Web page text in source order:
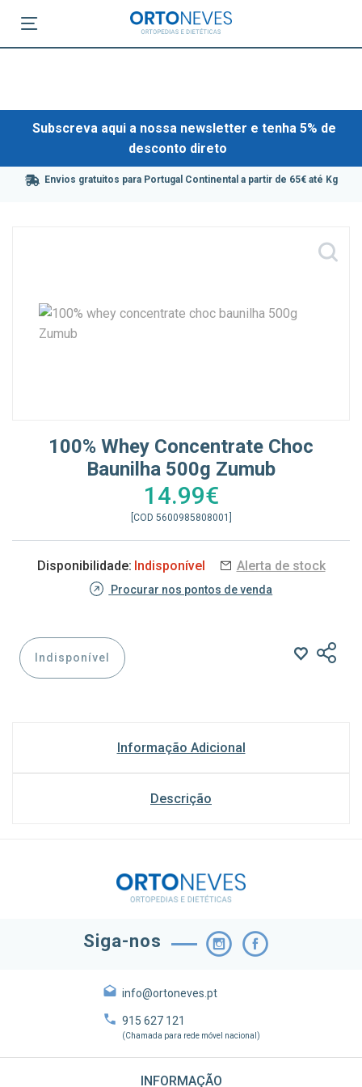
Subscreva aqui a nossa newsletter e tenha 5% de
desconto direto
Envios gratuitos para Portugal Continental a partir de 65€ até Kg
100% Whey Concentrate Choc
Baunilha 500g Zumub
14.99€
[COD 5600985808001]
Disponibilidade: Indisponível Alerta de stock
Procurar nos pontos de venda
Indisponível
Informação Adicional
Descrição
Siga-nos
info@ortoneves.pt
915 627 121
(Chamada para rede móvel nacional)
INFORMAÇÃO